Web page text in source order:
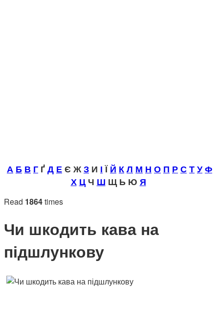
А Б В Г ҐД ЕЄ ЖЗ И ІЇЙ КЛ М Н О П РСТУФ
Х ЦЧ Ш Щ Ь Ю Я
Read 1864times
Чи шкодить кава на
підшлункову